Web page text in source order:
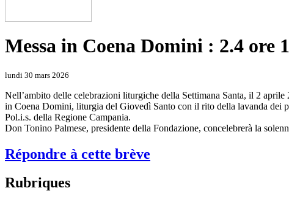
Messa in Coena Domini : 2.4 ore
lundi 30 mars 2026
Nell’ambito delle celebrazioni liturgiche della Settimana Santa, il 2
in Coena Domini, liturgia del Giovedì Santo con il rito della lavanda dei
Pol.i.s. della Regione Campania.
Don Tonino Palmese, presidente della Fondazione, concelebrerà la
Répondre à cette brève
Rubriques